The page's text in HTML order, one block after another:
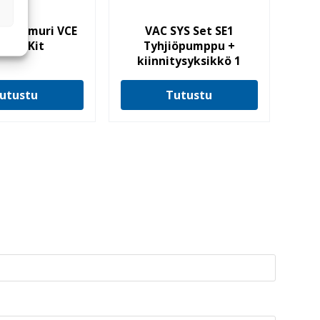
imuri VCE
L AC Kit
VAC SYS Set SE1
Tyhjiöpumppu +
kiinnitysyksikkö 1
Tutustu